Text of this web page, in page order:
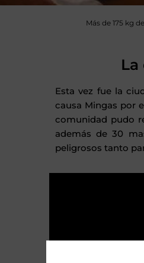
Más de 175 kg
Esta vez fue la
causa Mingas por
comunidad pudo
además de 30
peligrosos tanto